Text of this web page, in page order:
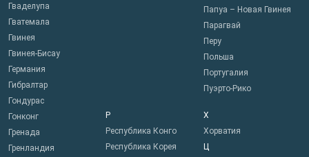
Гваделупа
Гватемала
Гвинея
Гвинея-Бисау
Германия
Гибралтар
Гондурас
Гонконг
Гренада
Гренландия
Папуа – Новая Гвинея
Парагвай
Перу
Польша
Португалия
Пуэрто-Рико
Р
Республика Конго
Республика Корея
Х
Хорватия
Ц